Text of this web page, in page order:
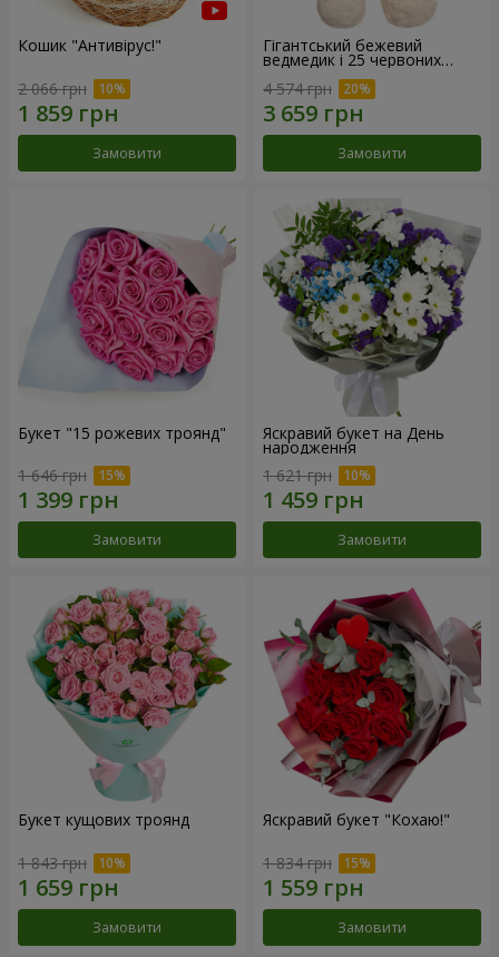
Кошик "Антивірус!"
2 066 грн
Замовити
Гігантський бежевий
ведмедик і 25 червоних
троянд
4 574 грн
Замовити
Букет "15 рожевих троянд"
1 646 грн
Замовити
Яскравий букет на День
народження
1 621 грн
Замовити
Букет кущових троянд
1 843 грн
Замовити
Яскравий букет "Кохаю!"
1 834 грн
Замовити